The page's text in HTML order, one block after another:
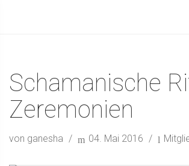
Schamanische
Zeremonien
von ganesha 04. Mai 2016